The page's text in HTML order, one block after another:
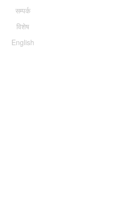
सम्पर्क
विशेष
English